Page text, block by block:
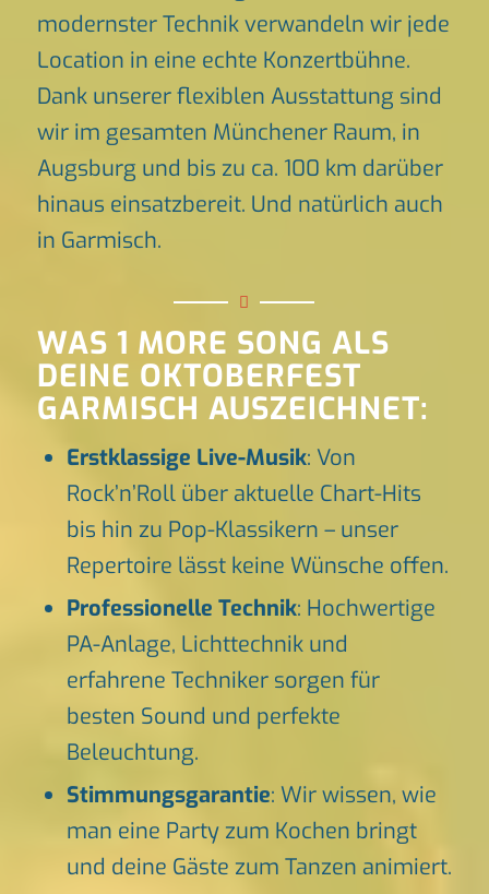
modernster Technik verwandeln wir jede
Location in eine echte Konzertbühne.
Dank unserer flexiblen Ausstattung sind
wir im gesamten Münchener Raum, in
Augsburg und bis zu ca. 100 km darüber
hinaus einsatzbereit. Und natürlich auch
in Garmisch.
WAS 1 MORE SONG ALS
DEINE OKTOBERFEST
GARMISCH AUSZEICHNET:
Erstklassige Live-Musik: Von
Rock’n’Roll über aktuelle Chart-Hits
bis hin zu Pop-Klassikern – unser
Repertoire lässt keine Wünsche offen.
Professionelle Technik: Hochwertige
PA-Anlage, Lichttechnik und
erfahrene Techniker sorgen für
besten Sound und perfekte
Beleuchtung.
Stimmungsgarantie: Wir wissen, wie
man eine Party zum Kochen bringt
und deine Gäste zum Tanzen animiert.